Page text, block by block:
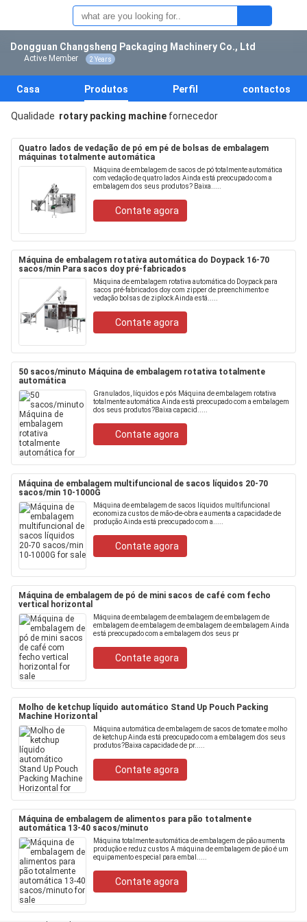
Dongguan Changsheng Packaging Machinery Co., Ltd
Active Member 2 Years
Casa Produtos Perfil contactos
Qualidade rotary packing machine fornecedor
Quatro lados de vedação de pó em pé de bolsas de embalagem
máquinas totalmente automática
Máquina de embalagem de sacos de pó totalmente automática
com vedação de quatro lados Ainda está preocupado com a
embalagem dos seus produtos? Baixa.....
Contate agora
Máquina de embalagem rotativa automática do Doypack 16-70
sacos/min Para sacos doy pré-fabricados
Máquina de embalagem rotativa automática do Doypack para
sacos pré-fabricados doy com zipper de preenchimento e
vedação bolsas de ziplock Ainda está.....
Contate agora
50 sacos/minuto Máquina de embalagem rotativa totalmente
automática
Granulados, líquidos e pós Máquina de embalagem rotativa
totalmente automática Ainda está preocupado com a embalagem
dos seus produtos?Baixa capacid.....
Contate agora
Máquina de embalagem multifuncional de sacos líquidos 20-70
sacos/min 10-1000G
Máquina de embalagem de sacos líquidos multifuncional
economiza custos de mão-de-obra e aumenta a capacidade de
produção Ainda está preocupado com a.....
Contate agora
Máquina de embalagem de pó de mini sacos de café com fecho
vertical horizontal
Máquina de embalagem de embalagem de embalagem de
embalagem de embalagem de embalagem de embalagem Ainda
está preocupado com a embalagem dos seus pr
Contate agora
Molho de ketchup líquido automático Stand Up Pouch Packing
Machine Horizontal
Máquina automática de embalagem de sacos de tomate e molho
de ketchup Ainda está preocupado com a embalagem dos seus
produtos?Baixa capacidade de pr.....
Contate agora
Máquina de embalagem de alimentos para pão totalmente
automática 13-40 sacos/minuto
Máquina totalmente automática de embalagem de pão aumenta
produção e reduz custos A máquina de embalagem de pão é um
equipamento especial para embal.....
Contate agora